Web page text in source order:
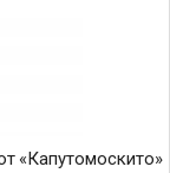
«Капутомоскито»